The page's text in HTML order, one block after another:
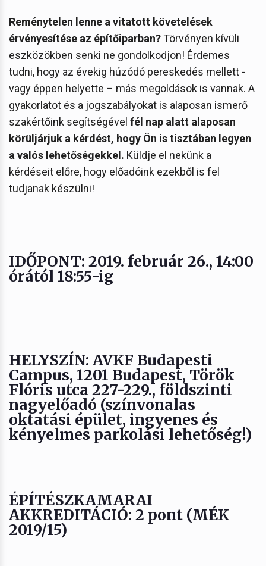
Reménytelen lenne a vitatott követelések
érvényesítése az építőiparban?Törvényen kívüli
eszközökben senki ne gondolkodjon! Érdemes
tudni, hogy az évekig húzódó pereskedés mellett -
vagy éppen helyette – más megoldások is vannak. A
gyakorlatot és a jogszabályokat is alaposan ismerő
szakértőink segítségével fél nap alatt alaposan
körüljárjuk a kérdést, hogy Ön is tisztában legyen
a valós lehetőségekkel. Küldje el nekünk a
kérdéseit előre, hogy előadóink ezekből is fel
tudjanak készülni!
IDŐPONT: 2019. február 26., 14:00
órától 18:55-ig
HELYSZÍN: AVKF Budapesti
Campus, 1201 Budapest, Török
Flóris utca 227-229., földszinti
nagyelőadó (színvonalas
oktatási épület, ingyenes és
kényelmes parkolási lehetőség!)
ÉPÍTÉSZKAMARAI
AKKREDITÁCIÓ: 2 pont (MÉK
2019/15)